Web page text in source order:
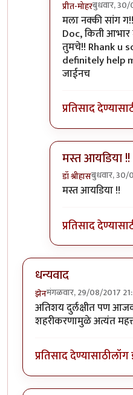
प्रीत-मोहरबुधवार,
In reply toहो,
मला नक्की सांग
Doc, किती
तुमचे!! Rhank u
definitely help
जाईनच
प्रतिसाद
मस्त आयडिया !!
डॉ श्रीहासबुधवार, 30/
In reply toहो,
मस्त आयडिया !!
प्रतिसाद
धन्यवाद
झेनमंगळवार, 29/08/2017
अतिशय दुर्लक्षीत पण
शहरीकरणामुळे अत्यंत
प्रतिसाद देण्यासाठीलॉग